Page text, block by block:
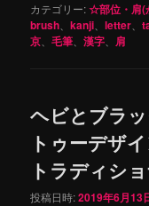
カテゴリー:☆部位・肩(
brush、kanji、letter、
京、毛筆、漢字、 肩
ヘビとブラ
トゥーデザ
トラディシ
投稿日時:2019年6月13